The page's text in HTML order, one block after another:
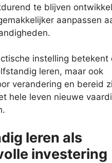
te blijven
aanpassen
instelling betekent
leren, maar ook
verandering en bereid
hele leven nieuwe
leren als
investering